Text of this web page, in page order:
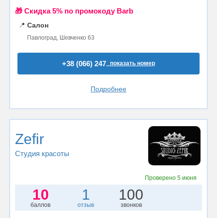
🎁 Cкидка 5% по промокоду Barb
📍 Салон
Павлоград, Шевченко 63
+38 (066) 247..показать номер
Подробнее
Zefir
Студия красоты
Проверено5 июня
10
баллов
1
отзыв
100
звонков